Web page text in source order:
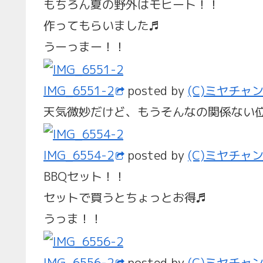
もちろん夏の野外はモヒート！！
作ってもらいました♬
うーっまー！！
IMG_6551-2 posted by (C)ミヤチャン
天気微妙だけど、もうそんなの関係ない
IMG_6554-2 posted by (C)ミヤチャン
BBQセット！！
セットで買うとちょっとお得♬
うっま！！